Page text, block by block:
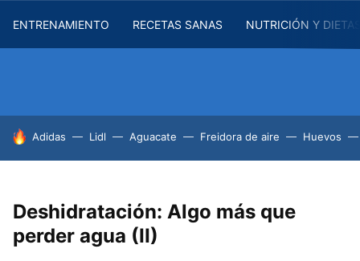
ENTRENAMIENTO RECETAS SANAS NUTRICIÓN Y
HOY SE HABLA DE
Adidas Lidl Aguacate Freidora de aire Huevos
Deshidratación: Algo más que
perder agua (II)